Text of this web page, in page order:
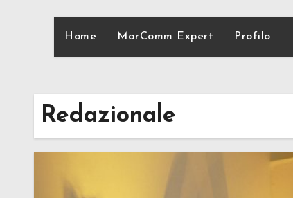
Home MarComm Expert Profilo
Redazionale